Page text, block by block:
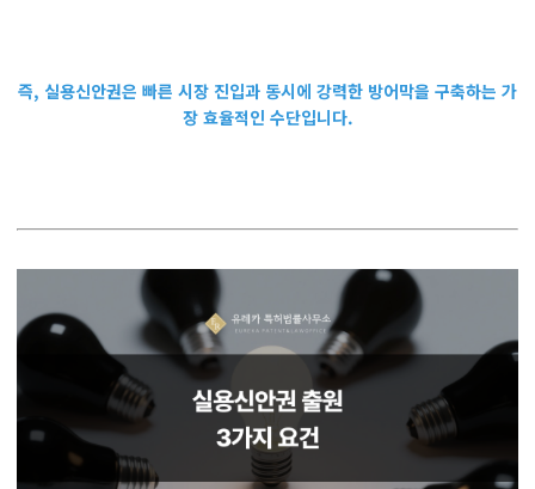
즉, 실용신안권은 빠른 시장 진입과 동시에 강력한 방어막을 구축하는 가
장 효율적인 수단입니다.